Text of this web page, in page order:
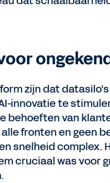
zijn dat
innovatie te
behoeften van
fronten en geen
snelheid
cruciaal was voor